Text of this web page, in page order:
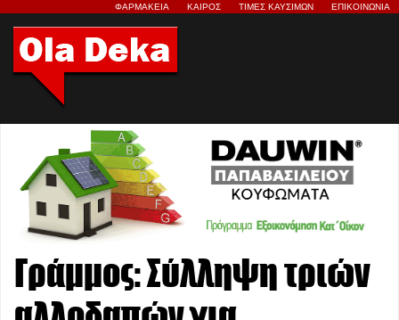
ΦΑΡΜΑΚΕΙΑ ΚΑΙΡΟΣ ΤΙΜΕΣ ΚΑΥΣΙΜΩΝ ΕΠΙΚΟΙΝΩΝΙΑ
Γράμμος: Σύλληψη τριών